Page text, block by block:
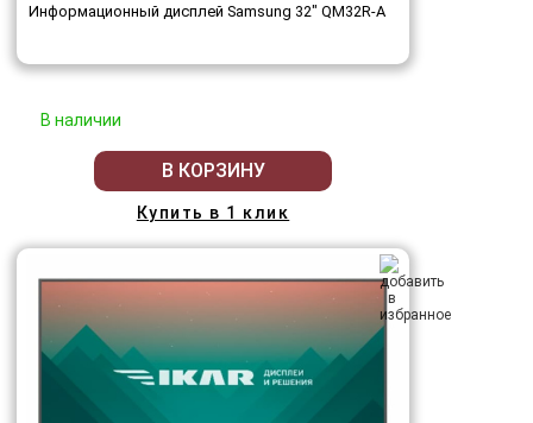
Информационный дисплей Samsung 32" QM32R-A
В наличии
В КОРЗИНУ
Купить в 1 клик